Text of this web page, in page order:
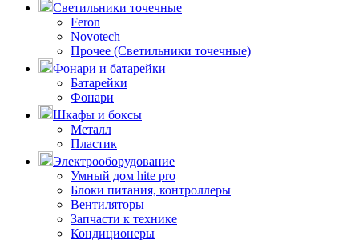
Светильники точечные
Feron
Novotech
Прочее (Светильники точечные)
Фонари и батарейки
Батарейки
Фонари
Шкафы и боксы
Металл
Пластик
Электрооборудование
Умный дом hite pro
Блоки питания, контроллеры
Вентиляторы
Запчасти к технике
Кондиционеры